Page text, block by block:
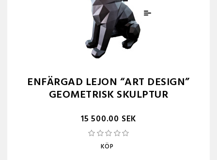
ENFÄRGAD LEJON “ART DESIGN”
GEOMETRISK SKULPTUR
15 500.00 SEK
KÖP